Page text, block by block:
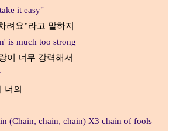
it easy"
려요”라고 말하지
is much too strong
이 너무 강력해서
너의
(Chain, chain, chain) X3 chain of fools